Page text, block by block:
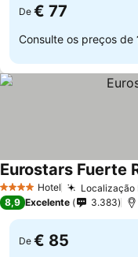
De € 77
Consulte os preços de
4 EstrelasHotel Localização
Eurostars Fuerte
8,9 Excelente 3.383
De € 85